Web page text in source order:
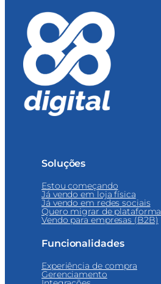
Soluções
Estou começando
Já vendo em loja física
Já vendo em redes sociais
Quero migrar de plataforma
Vendo para empresas (B2B)
Funcionalidades
Experiência de compra
Gerenciamento